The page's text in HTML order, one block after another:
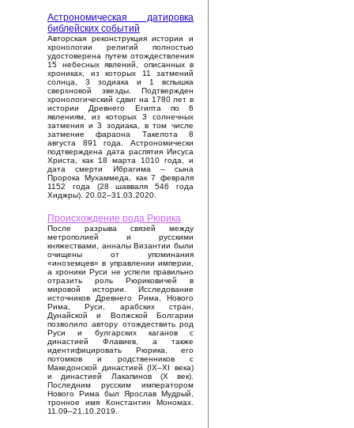
Астрономическая датировка
библейских событий
Авторская реконструкция истории и
хронологии религий полностью
удостоверена путем отождествления
15 небесных явлений, описанных в
хрониках, из которых 11 затмений
солнца, 3 зодиака и 1 вспышка
сверхновой звезды. Подтвержден
хронологический сдвиг на 1780 лет в
истории Древнего Египта по 6
явлениям, из которых 3 солнечных
затмения и 3 зодиака, в том числе
затмение фараона Такелота 8
августа 891 года. Астрономически
подтверждена дата распятия Иисуса
Христа, как 18 марта 1010 года, и
дата смерти Ибрагима – сына
Пророка Мухаммеда, как 7 февраля
1152 года (28 шавваля 546 года
Хиджры). 20.02–31.03.2020.
Происхождение рода Рюрика
После разрыва связей между
метрополией и русскими
княжествами, анналы Византии были
очищены от упоминания
«иноземцев» в управлении империи,
а хроники Руси не успели правильно
отразить роль Рюриковичей в
мировой истории. Исследование
источников Древнего Рима, Нового
Рима, Руси, арабских стран,
Дунайской и Волжской Болгарии
позволило автору отождествить род
Руси и булгарских каганов с
династией Флавиев, а также
идентифицировать Рюрика, его
потомков и родственников с
Македонской династией (IX–XI века)
и династией Лакапинов (X век).
Последним русским императором
Нового Рима был Ярослав Мудрый,
тронное имя Константин Мономах.
11.09–21.10.2019.